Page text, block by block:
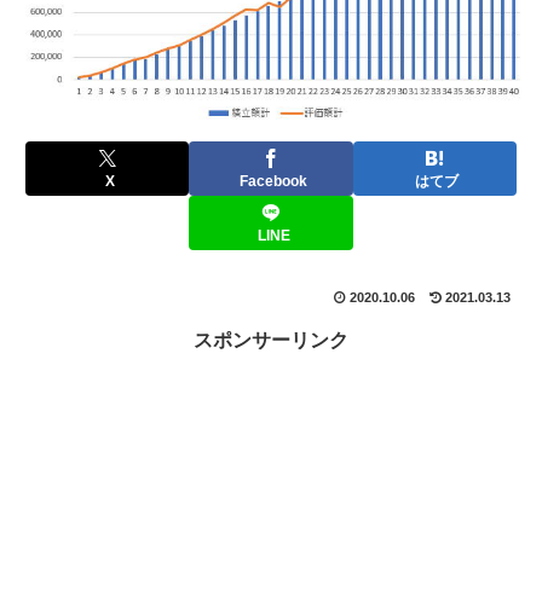
X Facebook はてブ
LINE
2020.10.06 2021.03.13
スポンサーリンク